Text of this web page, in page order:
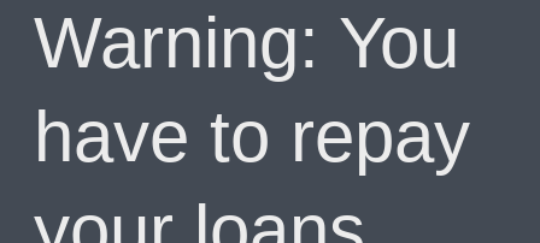
Warning: You
have to repay